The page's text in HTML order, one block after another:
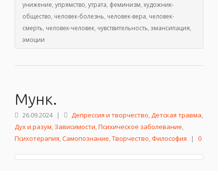
унижение, упрямство, утрата, феминизм, художник-
общество, человек-болезнь, человек-вера, человек-
смерть, человек-человек, чувствительность, эмансипация,
эмоции
Мунк.
26.09.2024 | Депрессия и творчество,Детская травма,
Дух и разум, Зависимости,Психическое заболевание,
Психотерапия,Самопознание,Творчество,Философия | 0